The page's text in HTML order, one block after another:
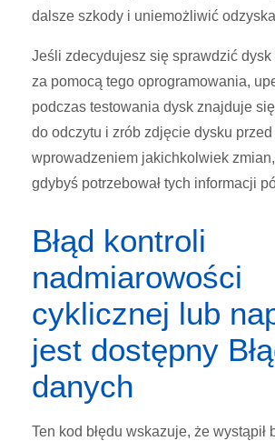
dalsze szkody i uniemożliwić
Jeśli zdecydujesz się sprawdzić
za pomocą tego oprogramowania,
podczas testowania dysk znajduje
do odczytu i zrób zdjęcie dysku przed
wprowadzeniem jakichkolwiek
gdybyś potrzebował tych informacji
Błąd kontroli
nadmiarowości
cyklicznej lub
jest dostępny
danych
Ten kod błędu wskazuje, że wystąpił